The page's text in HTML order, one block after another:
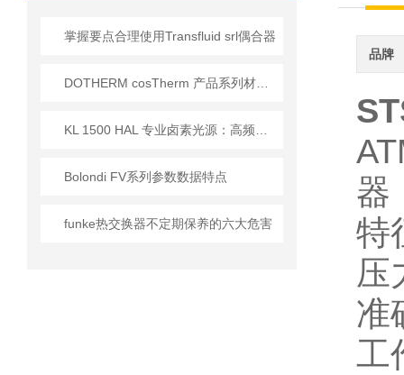
掌握要点合理使用Transfluid srl偶合器
Bolondi FV系列参数数据特点
funke热交换器不定期保养的六大危害
品牌
器
特
压
准
工